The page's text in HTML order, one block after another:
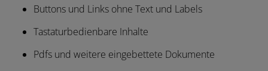
Buttons und Links ohne Text und Labels
Tastaturbedienbare Inhalte
Pdfs und weitere eingebettete Dokumente